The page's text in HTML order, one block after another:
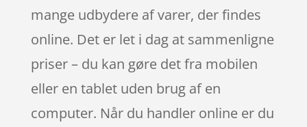
mange udbydere af varer, der findes
online. Det er let i dag at sammenligne
priser – du kan gøre det fra mobilen
eller en tablet uden brug af en
computer. Når du handler online er du